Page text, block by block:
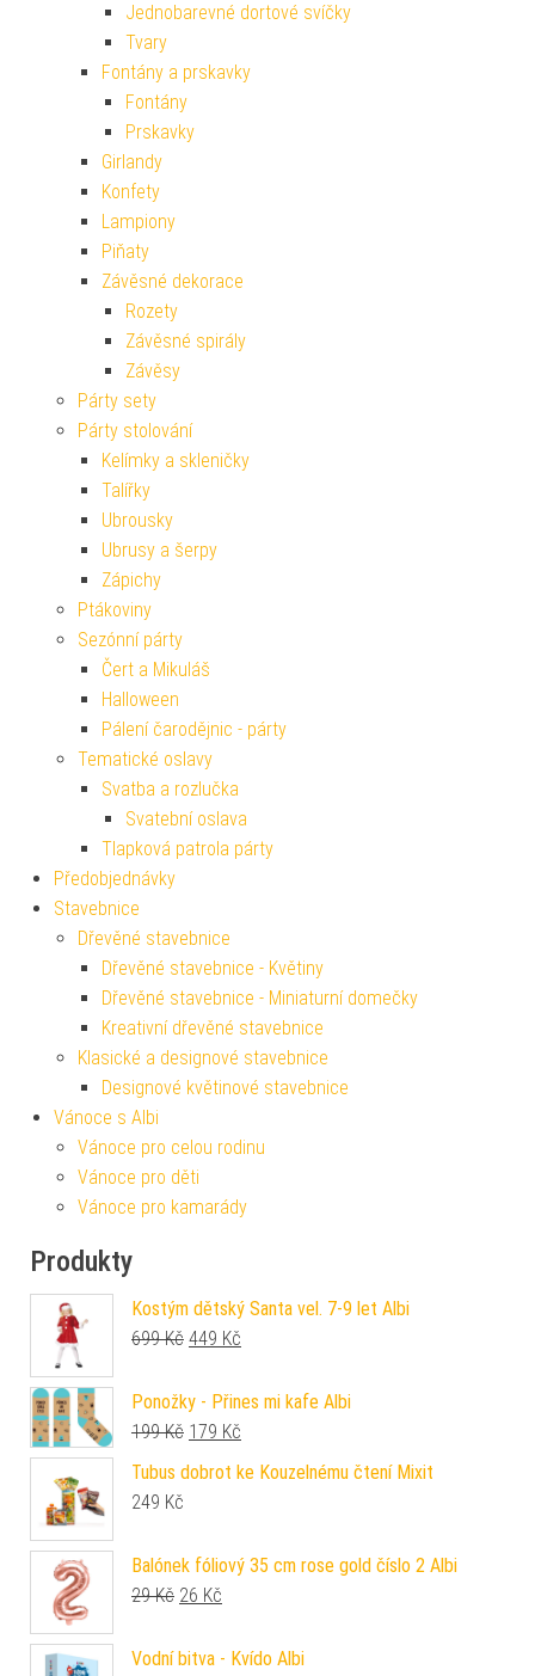
Jednobarevné dortové svíčky
Tvary
Fontány a prskavky
Fontány
Prskavky
Girlandy
Konfety
Lampiony
Piňaty
Závěsné dekorace
Rozety
Závěsné spirály
Závěsy
Párty sety
Párty stolování
Kelímky a skleničky
Talířky
Ubrousky
Ubrusy a šerpy
Zápichy
Ptákoviny
Sezónní párty
Čert a Mikuláš
Halloween
Pálení čarodějnic - párty
Tematické oslavy
Svatba a rozlučka
Svatební oslava
Tlapková patrola párty
Předobjednávky
Stavebnice
Dřevěné stavebnice
Dřevěné stavebnice - Květiny
Dřevěné stavebnice - Miniaturní domečky
Kreativní dřevěné stavebnice
Klasické a designové stavebnice
Designové květinové stavebnice
Vánoce s Albi
Vánoce pro celou rodinu
Vánoce pro děti
Vánoce pro kamarády
Produkty
Kostým dětský Santa vel. 7-9 let Albi
699Kč Původní cena byla: 699 Kč.
449 Kč
Ponožky - Přines mi kafe Albi
199Kč Původní cena byla: 199 Kč.
179 Kč
Tubus dobrot ke Kouzelnému čtení Mixit
249 Kč
Balónek fóliový 35 cm rose gold číslo 2 Albi
29Kč Původní cena byla: 29 Kč.
26 Kč
Vodní bitva - Kvído Albi